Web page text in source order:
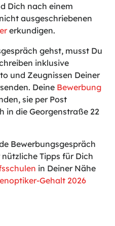
Dich nach einem
ausgeschriebenen
erkundigen.
gehst, musst Du
inklusive
und Zeugnissen Deiner
Deine Bewerbung
sie per Post
in die Georgenstraße 22
Bewerbungsgespräch
Tipps für Dich
in Deiner Nähe
Gehalt 2026